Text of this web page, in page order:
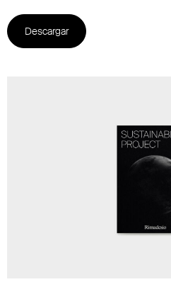
Descargar